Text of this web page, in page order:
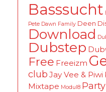
Basssucht
Pete Dawn Family Deen
Download
Dubstep
Free Freeizm
club Jay Vee & Piwi
Mixtape Modul8 Party